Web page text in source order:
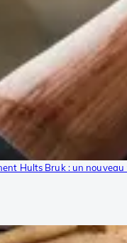
Hults Bruk : un